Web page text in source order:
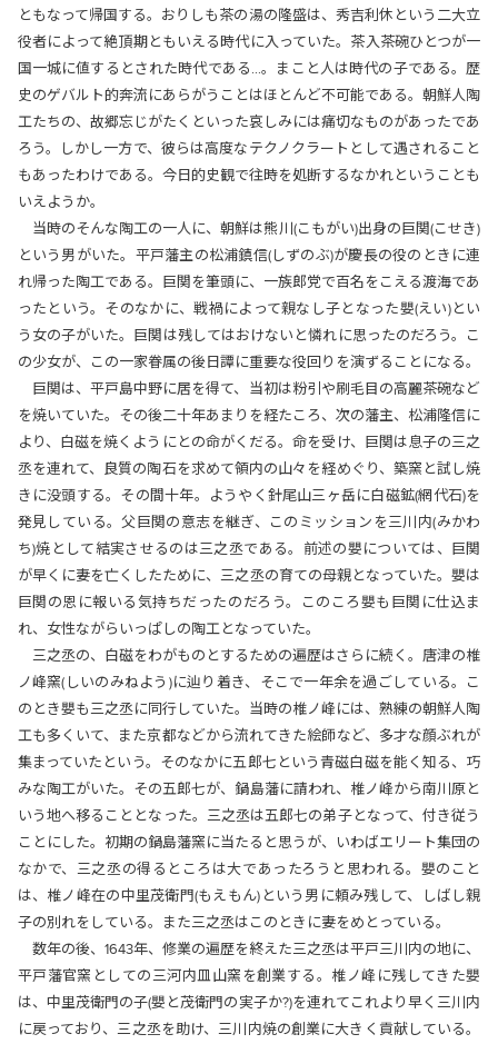
ともなって帰国する。おりしも茶の湯の隆盛は、秀吉利休という二大立
役者によって絶頂期ともいえる時代に入っていた。茶入茶碗ひとつが一
国一城に値するとされた時代である…。まこと人は時代の子である。歴
史のゲバルト的奔流にあらがうことはほとんど不可能である。朝鮮人陶
工たちの、故郷忘じがたくといった哀しみには痛切なものがあったであ
ろう。しかし一方で、彼らは高度なテクノクラートとして遇されること
もあったわけである。今日的史観で往時を処断するなかれということも
いえようか。
当時のそんな陶工の一人に、朝鮮は熊川(こもがい)出身の巨関(こせき)
という男がいた。平戸藩主の松浦鎮信(しずのぶ)が慶長の役のときに連
れ帰った陶工である。巨関を筆頭に、一族郎党で百名をこえる渡海であ
ったという。そのなかに、戦禍によって親なし子となった嬰(えい)とい
う女の子がいた。巨関は残してはおけないと憐れに思ったのだろう。こ
の少女が、この一家眷属の後日譚に重要な役回りを演ずることになる。
巨関は、平戸島中野に居を得て、当初は粉引や刷毛目の高麗茶碗など
を焼いていた。その後二十年あまりを経たころ、次の藩主、松浦隆信に
より、白磁を焼くようにとの命がくだる。命を受け、巨関は息子の三之
丞を連れて、良質の陶石を求めて領内の山々を経めぐり、築窯と試し焼
きに没頭する。その間十年。ようやく針尾山三ヶ岳に白磁鉱(網代石)を
発見している。父巨関の意志を継ぎ、このミッションを三川内(みかわ
ち)焼として結実させるのは三之丞である。前述の嬰については、巨関
が早くに妻を亡くしたために、三之丞の育ての母親となっていた。嬰は
巨関の恩に報いる気持ちだったのだろう。このころ嬰も巨関に仕込ま
れ、女性ながらいっぱしの陶工となっていた。
三之丞の、白磁をわがものとするための遍歴はさらに続く。唐津の椎
ノ峰窯(しいのみねよう)に辿り着き、そこで一年余を過ごしている。こ
のとき嬰も三之丞に同行していた。当時の椎ノ峰には、熟練の朝鮮人陶
工も多くいて、また京都などから流れてきた絵師など、多才な顔ぶれが
集まっていたという。そのなかに五郎七という青磁白磁を能く知る、巧
みな陶工がいた。その五郎七が、鍋島藩に請われ、椎ノ峰から南川原と
いう地へ移ることとなった。三之丞は五郎七の弟子となって、付き従う
ことにした。初期の鍋島藩窯に当たると思うが、いわばエリート集団の
なかで、三之丞の得るところは大であったろうと思われる。嬰のこと
は、椎ノ峰在の中里茂衛門(もえもん)という男に頼み残して、しばし親
子の別れをしている。また三之丞はこのときに妻をめとっている。
数年の後、1643年、修業の遍歴を終えた三之丞は平戸三川内の地に、
平戸藩官窯としての三河内皿山窯を創業する。椎ノ峰に残してきた嬰
は、中里茂衛門の子(嬰と茂衛門の実子か?)を連れてこれより早く三川内
に戻っており、三之丞を助け、三川内焼の創業に大きく貢献している。